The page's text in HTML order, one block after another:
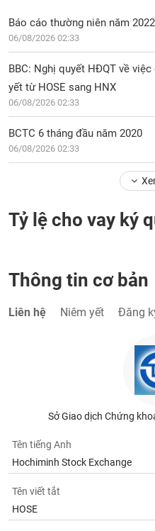
Báo cáo thường niên năm 2022
06/08/2026 02:33
BBC: Nghị quyết HĐQT về
yết từ HOSE sang HNX
06/08/2026 02:33
BCTC 6 tháng đầu năm 2020
06/08/2026 02:33
Tỷ lệ cho vay ký
Thông tin cơ bản
Liên hệ Niêm yết Đăng
Sở Giao dịch Chứng
Tên tiếng Anh
Hochiminh Stock Exchange
Tên viết tắt
HOSE